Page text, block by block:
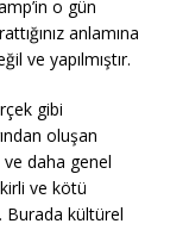
o gün
anlamına
ve yapılmıştır.
gibi
oluşan
daha genel
ve kötü
Burada kültürel